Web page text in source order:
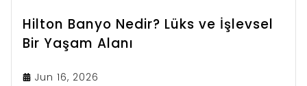
Hilton Banyo Nedir? Lüks ve İşlevsel
Bir Yaşam Alanı
Jun 16, 2026